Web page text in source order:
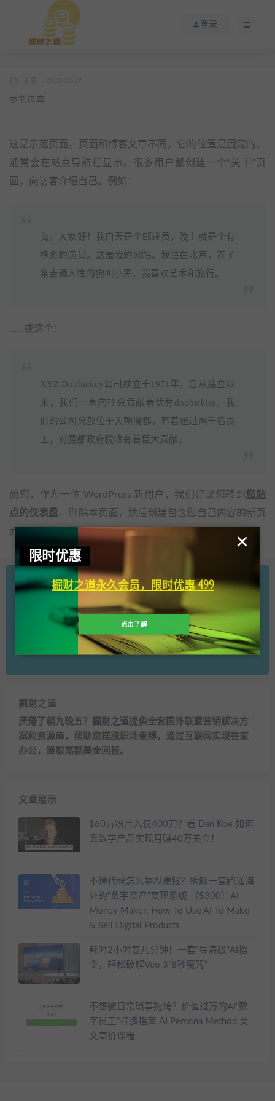
登录
示例页面
这是示范页面。页面和博客文章不同，它的位置是固定的，
通常会在站点导航栏显示。很多用户都创建一个“关于”页
面，向访客介绍自己。例如：
嗨，大家好！我白天是个邮递员，晚上就是个有
抱负的演员。这是我的网站。我住在北京，养了
条吉通人性的狗叫小黑，我喜欢艺术和旅行。
……或这个：
XYZ Doohickey公司成立于1971年，自从建立以
来，我们一直向社会贡献着优秀doohickies。我
们的公司总部位于天朝魔都，有着超过两千名员
工，对魔都政府税收有着巨大贡献。
而您，作为一位 WordPress 新用户，我们建议您转到 您站
点的仪表盘，删除本页面，然后创建包含您自己内容的新页
面。祝您使用愉快！
一台电脑即可开始赚钱之路
厌倦了朝九晚五？掘财之道提供全套国外联盟营销解决方案和资源库，帮助
您摆脱职场束缚，通过互联网实现在家办公，赚取高额美金回报。
立即查看
掘财之道
厌倦了朝九晚五？ 掘财之道提供全套国外联盟营销解决方
案和资源库，帮助您摆脱职场束缚，通过互联网实现在家
办公，赚取高额美金回报。
文章展示
160万粉月入仅400刀？看 Dan Koe 如何
靠数字产品实现月赚40万美金！
不懂代码怎么靠AI赚钱？拆解一套跑通海
外的“数字资产”变现系统 （$300）AI
Money Maker: How To Use AI To Make
& Sell Digital Products
耗时2小时变几分钟！一套“导演级”AI指
令，轻松破解Veo 3“8秒魔咒”
不想被日常琐事拖垮？价值过万的AI“数
字员工”打造指南 AI Persona Method 英
文高价课程
限时优惠
掘财之道永久会员，限时优惠 499
点击了解
×